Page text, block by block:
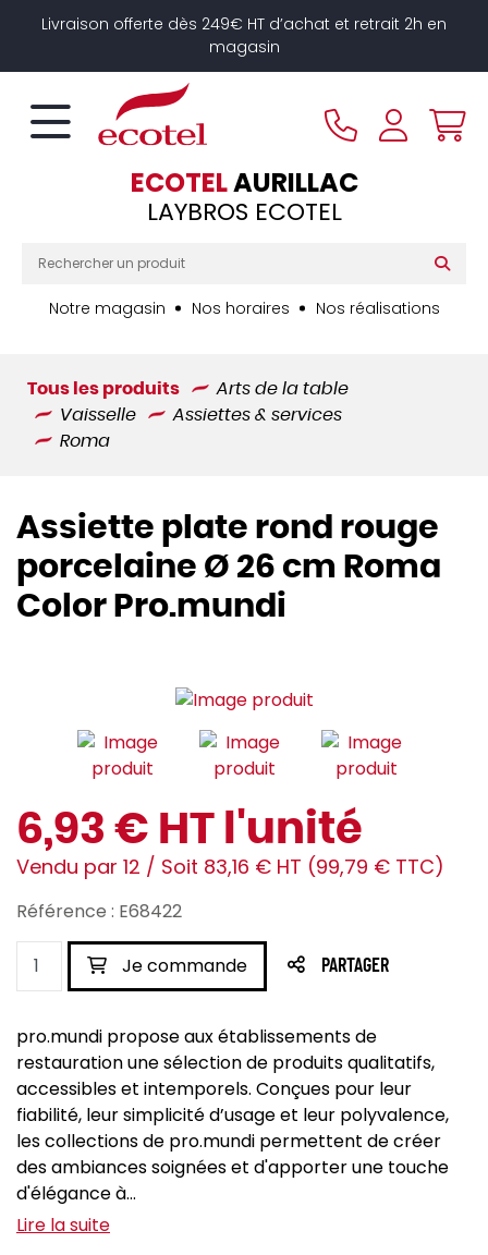
Livraison offerte dès 249€ HT d’achat et retrait 2h en
magasin
ECOTELAURILLAC
LAYBROS ECOTEL
Notre magasin Nos horaires Nos réalisations
Tous les produits
Arts de la table
Vaisselle
Assiettes & services
Roma
Assiette plate rond rouge
porcelaine Ø 26 cm Roma
Color Pro.mundi
6,93 € HT l'unité
Vendu par 12 / Soit 83,16 € HT (99,79 € TTC)
Référence : E68422
Je commande PARTAGER
pro.mundi propose aux établissements de
restauration une sélection de produits qualitatifs,
accessibles et intemporels. Conçues pour leur
fiabilité, leur simplicité d’usage et leur polyvalence,
les collections de pro.mundi permettent de créer
des ambiances soignées et d'apporter une touche
d'élégance à...
Lire la suite
Panneau de gestion des cookies